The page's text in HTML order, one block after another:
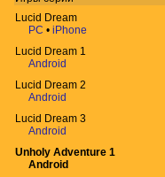
Lucid Dream
PC • iPhone
Lucid Dream 1
Android
Lucid Dream 2
Android
Lucid Dream 3
Android
Unholy Adventure 1
Android